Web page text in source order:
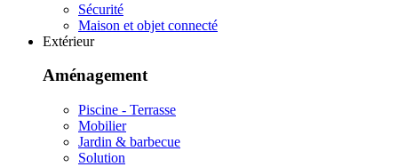
Sécurité
Maison et objet connecté
Extérieur
Aménagement
Piscine - Terrasse
Mobilier
Jardin & barbecue
Solution